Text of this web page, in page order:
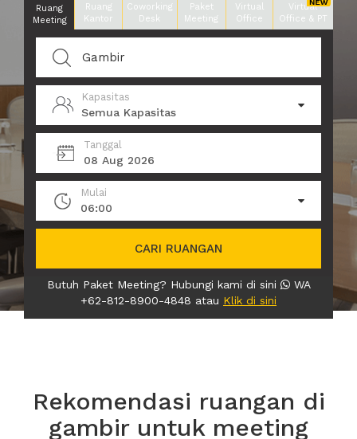
Ruang
Meeting
Ruang
Kantor
Coworking
Desk
Paket
Meeting
Virtual
Office
Virtual
Office & PT
Kapasitas
Semua Kapasitas
Tanggal
08 Aug 2026
Mulai
06:00
CARI RUANGAN
Butuh Paket Meeting? Hubungi kami di sini
WA
+62-812-8900-4848 atau Klik di sini
Rekomendasi ruangan di
gambir untuk meeting